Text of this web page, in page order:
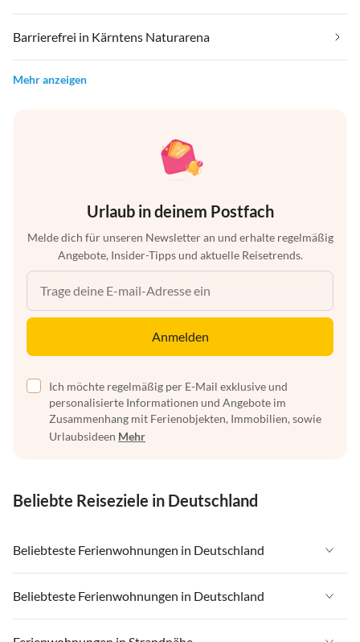
Barrierefrei in Kärntens Naturarena
Mehr anzeigen
Urlaub in deinem Postfach
Melde dich für unseren Newsletter an und erhalte regelmäßig
Angebote, Insider-Tipps und aktuelle Reisetrends.
Anmelden
Ich möchte regelmäßig per E-Mail exklusive und
personalisierte Informationen und Angebote im
Zusammenhang mit Ferienobjekten, Immobilien, sowie
Urlaubsideen Mehr
Beliebte Reiseziele in Deutschland
Beliebteste Ferienwohnungen in Deutschland
Ferienwohnungen in Deutschland
Ferienwohnungen in Ostsee
Beliebteste Ferienwohnungen in Deutschland
Ferienwohnungen in Deutschland